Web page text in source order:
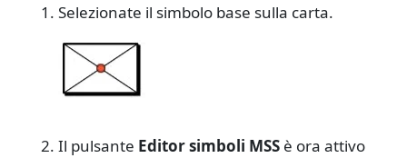
Selezionate il simbolo base sulla carta.
Il pulsante Editor simboli MSS è ora attivo